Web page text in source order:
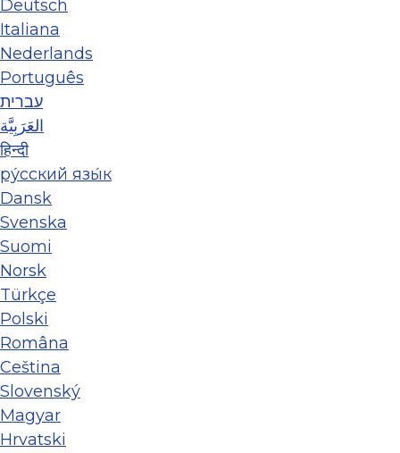
Deutsch
Italiana
Nederlands
Português
עברית
العَرَبِيَّة
हिन्दी
ру́сский язы́к
Dansk
Svenska
Suomi
Norsk
Türkçe
Polski
Româna
Ceština
Slovenský
Magyar
Hrvatski